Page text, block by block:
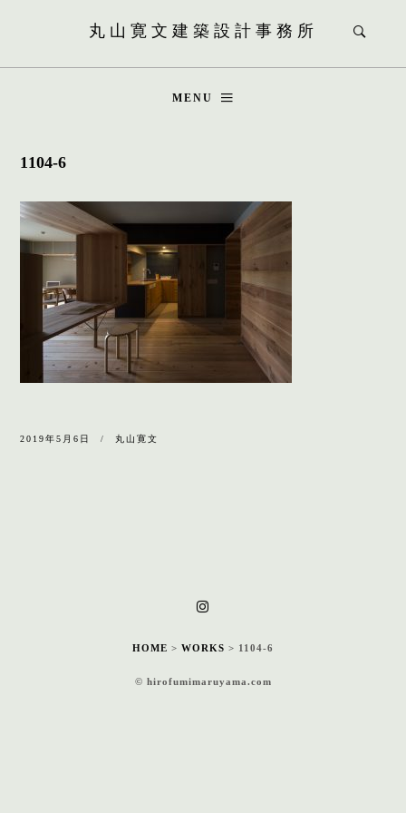
丸山寛文建築設計事務所
MENU
1104-6
2019年5月6日 丸山寛文
HOME > WORKS > 1104-6
© hirofumimaruyama.com